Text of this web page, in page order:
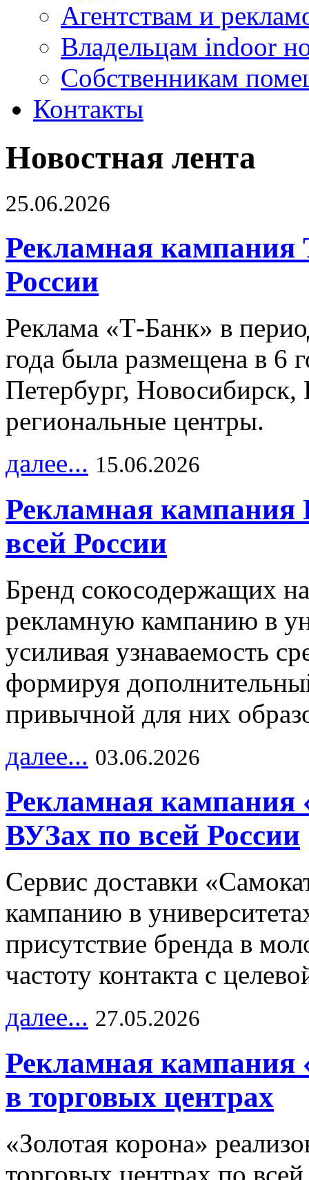
Агентствам и
Владельцам indoor
Собственникам
Контакты
Новостная лента
25.06.2026
Рекламная кампания
России
Реклама «Т-Банк» в
года была размещена в 6
Петербург,
региональные центры.
далее... 15.06.2026
Рекламная
всей России
Бренд сокосодержащих
рекламную кампанию в
усиливая узнаваемость
формируя
привычной для них
далее... 03.06.2026
Рекламная кампания
ВУЗах по всей России
Сервис доставки
кампанию в
присутствие бренда в
частоту контакта с
далее... 27.05.2026
Рекламная кампания
в торговых центрах
«Золотая корона»